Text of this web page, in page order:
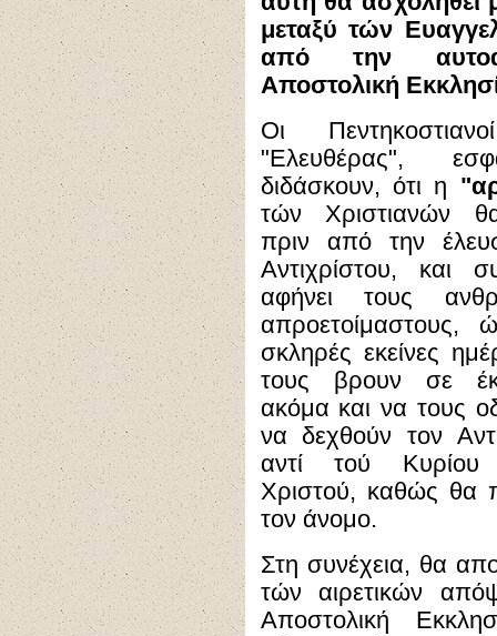
μεταξύ τών
από την
Αποστολική
Οι
"Ελευθέρας",
διδάσκουν, ότι η
τών Χριστιανών
πριν από την
Αντιχρίστου, και
αφήνει τους
απροετοίμαστους,
σκληρές εκείνες
τους βρουν σε
ακόμα και να τους
να δεχθούν τον
αντί τού Κυρίου
Χριστού, καθώς θα
τον άνομο.
Στη συνέχεια, θα
τών αιρετικών
Αποστολική